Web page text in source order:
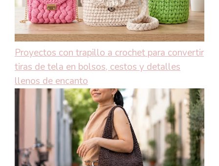
Proyectos con trapillo a crochet para convertir
tiras de tela en bolsos, cestos y detalles
llenos de encanto